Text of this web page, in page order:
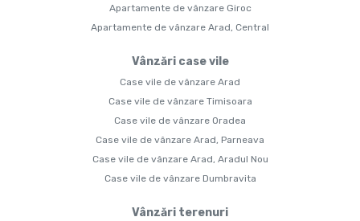
Apartamente de vânzare Giroc
Apartamente de vânzare Arad, Central
Vânzări case vile
Case vile de vânzare Arad
Case vile de vânzare Timisoara
Case vile de vânzare Oradea
Case vile de vânzare Arad, Parneava
Case vile de vânzare Arad, Aradul Nou
Case vile de vânzare Dumbravita
Vânzări terenuri